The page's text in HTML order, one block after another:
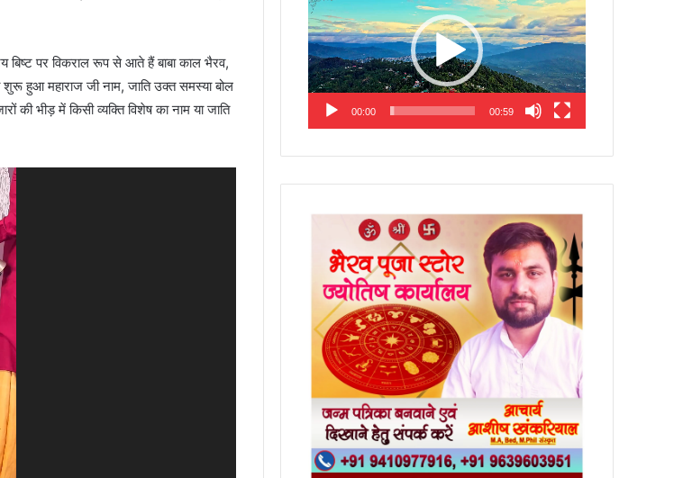
बिष्ट पर विकराल रूप से आते हैं बाबा काल भैरव,
हुआ महाराज जी नाम, जाति उक्त समस्या बोल
की भीड़ में किसी व्यक्ति विशेष का नाम या जाति
00:00 00:59